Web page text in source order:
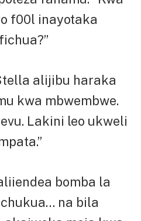
f00l inayotaka
alijibu haraka
kwa mbwembwe.
Lakini leo ukweli
bomba la
na bila